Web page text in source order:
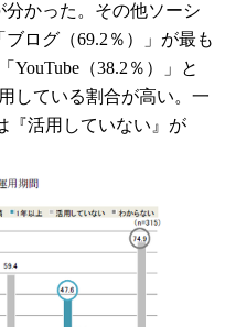
かった。その他ソーシ
ログ（69.2％）」が最も
YouTube（38.2％）」と
している割合が高い。一
『活用していない』が